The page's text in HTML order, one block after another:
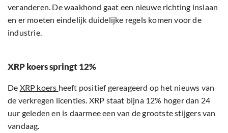
veranderen. De waakhond gaat een nieuwe richting inslaan
en er moeten eindelijk duidelijke regels komen voor de
industrie.
XRP koers springt 12%
De XRP koers heeft positief gereageerd op het nieuws van
de verkregen licenties. XRP staat bijna 12% hoger dan 24
uur geleden en is daarmee een van de grootste stijgers van
vandaag.